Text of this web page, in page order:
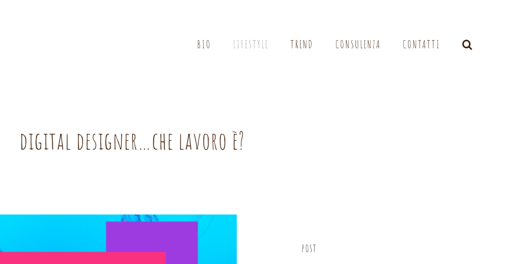
BIO LIFESTYLE TREND CONSULENZA CONTATTI
digital designer…che lavoro è?
POST